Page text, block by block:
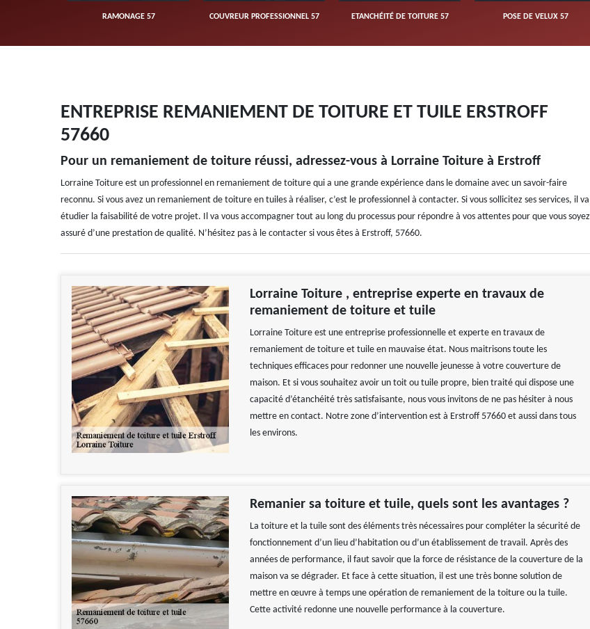
RAMONAGE 57 COUVREUR PROFESSIONNEL 57 ETANCHÉITÉ DE TOITURE 57 POSE DE VELUX 57
ENTREPRISE REMANIEMENT DE TOITURE ET TUILE ERSTROFF
57660
Pour un remaniement de toiture réussi, adressez-vous à Lorraine Toiture à Erstroff
Lorraine Toiture est un professionnel en remaniement de toiture qui a une grande expérience dans le domaine avec un savoir-faire
reconnu. Si vous avez un remaniement de toiture en tuiles à réaliser, c’est le professionnel à contacter. Si vous sollicitez ses services, il va
étudier la faisabilité de votre projet. Il va vous accompagner tout au long du processus pour répondre à vos attentes pour que vous soyez
assuré d’une prestation de qualité. N’hésitez pas à le contacter si vous êtes à Erstroff, 57660.
Lorraine Toiture , entreprise experte en travaux de
remaniement de toiture et tuile
Lorraine Toiture est une entreprise professionnelle et experte en travaux de
remaniement de toiture et tuile en mauvaise état. Nous maitrisons toute les
techniques efficaces pour redonner une nouvelle jeunesse à votre couverture de
maison. Et si vous souhaitez avoir un toit ou tuile propre, bien traité qui dispose une
capacité d’étanchéité très satisfaisante, nous vous invitons de ne pas hésiter à nous
mettre en contact. Notre zone d’intervention est à Erstroff 57660 et aussi dans tous
les environs.
Remanier sa toiture et tuile, quels sont les avantages ?
La toiture et la tuile sont des éléments très nécessaires pour compléter la sécurité de
fonctionnement d’un lieu d’habitation ou d’un établissement de travail. Après des
années de performance, il faut savoir que la force de résistance de la couverture de la
maison va se dégrader. Et face à cette situation, il est une très bonne solution de
mettre en œuvre à temps une opération de remaniement de la toiture ou la tuile.
Cette activité redonne une nouvelle performance à la couverture.